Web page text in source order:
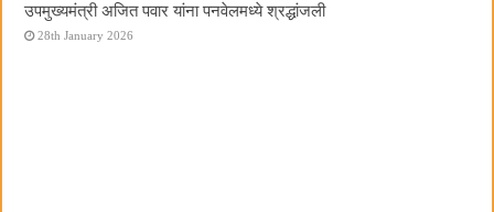
उपमुख्यमंत्री अजित पवार यांना पनवेलमध्ये श्रद्धांजली
28th January 2026